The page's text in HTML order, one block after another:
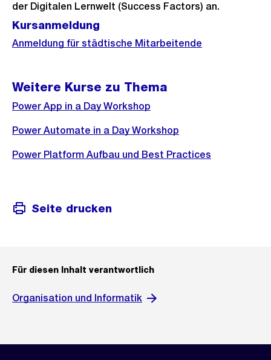
der Digitalen Lernwelt (Success Factors) an.
Kursanmeldung
Anmeldung für städtische Mitarbeitende
Weitere Kurse zu Thema
Power App in a Day Workshop
Power Automate in a Day Workshop
Power Platform Aufbau und Best Practices
Seite drucken
Für diesen Inhalt verantwortlich
Organisation und Informatik